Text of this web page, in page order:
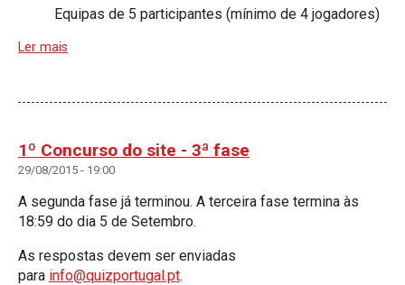
Equipas de 5 participantes (mínimo de 4 jogadores)
Ler mais
1º Concurso do site - 3ª fase
29/08/2015 - 19:00
A segunda fase já terminou. A terceira fase termina às
18:59 do dia 5 de Setembro.
As respostas devem ser enviadas
para info@quizportugal.pt.